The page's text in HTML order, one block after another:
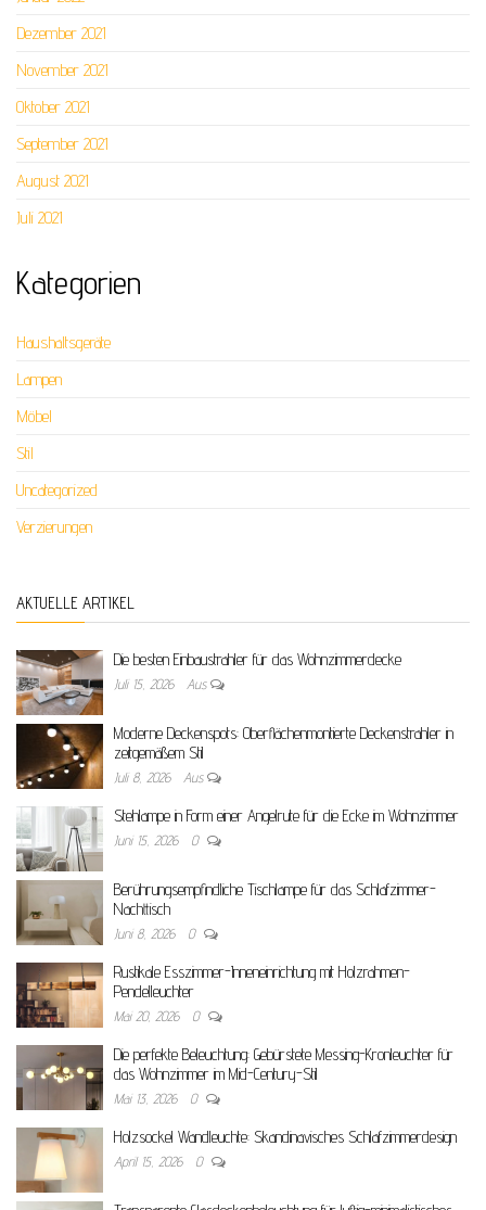
Dezember 2021
November 2021
Oktober 2021
September 2021
August 2021
Juli 2021
Kategorien
Haushaltsgeräte
Lampen
Möbel
Stil
Uncategorized
Verzierungen
AKTUELLE ARTIKEL
Die besten Einbaustrahler für das Wohnzimmerdecke
Juli 15, 2026 Aus
Moderne Deckenspots: Oberflächenmontierte Deckenstrahler in
zeitgemäßem Stil
Juli 8, 2026 Aus
Stehlampe in Form einer Angelrute für die Ecke im Wohnzimmer
Juni 15, 2026 0
Berührungsempfindliche Tischlampe für das Schlafzimmer-
Nachttisch
Juni 8, 2026 0
Rustikale Esszimmer-Inneneinrichtung mit Holzrahmen-
Pendelleuchter
Mai 20, 2026 0
Die perfekte Beleuchtung: Gebürstete Messing-Kronleuchter für
das Wohnzimmer im Mid-Century-Stil
Mai 13, 2026 0
Holzsockel Wandleuchte: Skandinavisches Schlafzimmerdesign
April 15, 2026 0